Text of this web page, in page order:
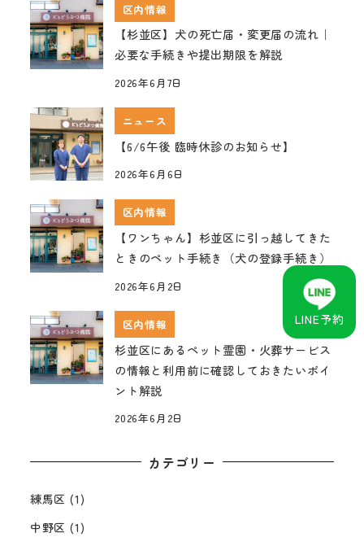
区内情報
【杉並区】犬の死亡届・変更届の流れ｜
必要な手続きや提出期限を解説
2026年6月7日
ニュース
【6/6午後 臨時休診のお知らせ】
2026年6月6日
区内情報
【ワンちゃん】杉並区に引っ越してきた
ときのペット手続き（犬の登録手続き）
2026年6月2日
区内情報
杉並区にあるペット霊園・火葬サービス
の情報と利用前に確認しておきたいポイ
ント解説
2026年6月2日
カテゴリー
練馬区 (1)
中野区 (1)
LINE予約